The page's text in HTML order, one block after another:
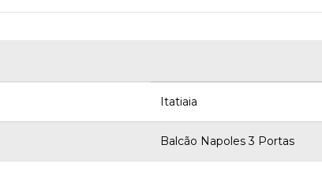
Itatiaia
Balcão Napoles 3 Portas